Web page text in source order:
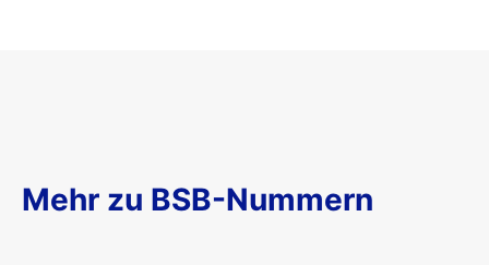
Mehr zu BSB-Nummern